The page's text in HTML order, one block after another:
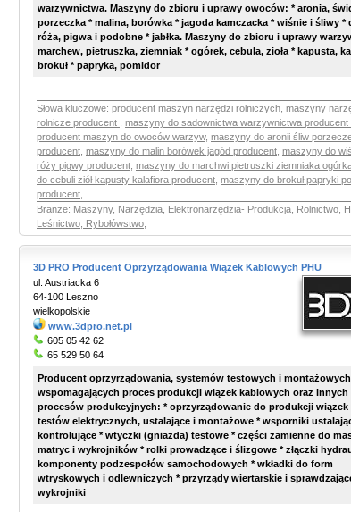
warzywnictwa. Maszyny do zbioru i uprawy owoców: * aronia,
porzeczka * malina, borówka * jagoda kamczacka * wiśnie i śliwy *
róża, pigwa i podobne * jabłka. Maszyny do zbioru i uprawy
marchew, pietruszka, ziemniak * ogórek, cebula, zioła * kapusta,
brokuł * papryka, pomidor
Słowa kluczowe: producent maszyn narzędzi rolniczych maszyny
rolnicze producent
maszyny do sadownictwa warzywnictwa producent
producent maszyn do owoców warzyw, maszyny do aronii śliw
producent maszyny do malin borówek jagód producent maszyny do
róży pigwy producent maszyny do marchwi pietruszki ziemniaka
do cebuli ziół kapusty kalafiora producent maszyny do brokuł papryki
producent
Branże: Maszyny, Narzędzia, Elektronarzędzia- Produkcja Rolnictwo,
Leśnictwo, Rybołówstwo
3D PRO Producent Oprzyrządowania Wiązek Kablowych PHU
ul. Austriacka 6
64-100 Leszno
wielkopolskie
www.3dpro.net.pl
605 05 42 62
65 529 50 64
Producent oprzyrządowania, systemów testowych i
wspomagających proces produkcji wiązek kablowych oraz innych
procesów produkcyjnych: * oprzyrządowanie do produkcji wiązek
testów elektrycznych, ustalające i montażowe * wsporniki
kontrolujące * wtyczki (gniazda) testowe * części zamienne do
matryc i wykrojników * rolki prowadzące i ślizgowe * złączki
komponenty podzespołów samochodowych * wkładki do form
wtryskowych i odlewniczych * przyrządy wiertarskie i
wykrojniki